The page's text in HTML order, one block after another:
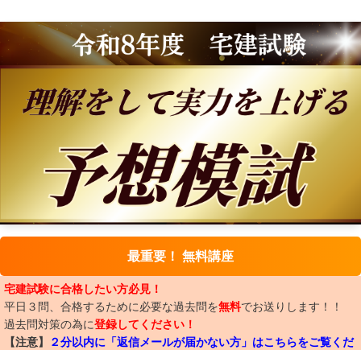
最重要！ 無料講座
宅建試験に合格したい方必見！
平日３問、合格するために必要な過去問を無料でお送りします！！
過去問対策の為に登録してください！
【注意】
２分以内に「返信メールが届かない方」はこちらをご覧くだ